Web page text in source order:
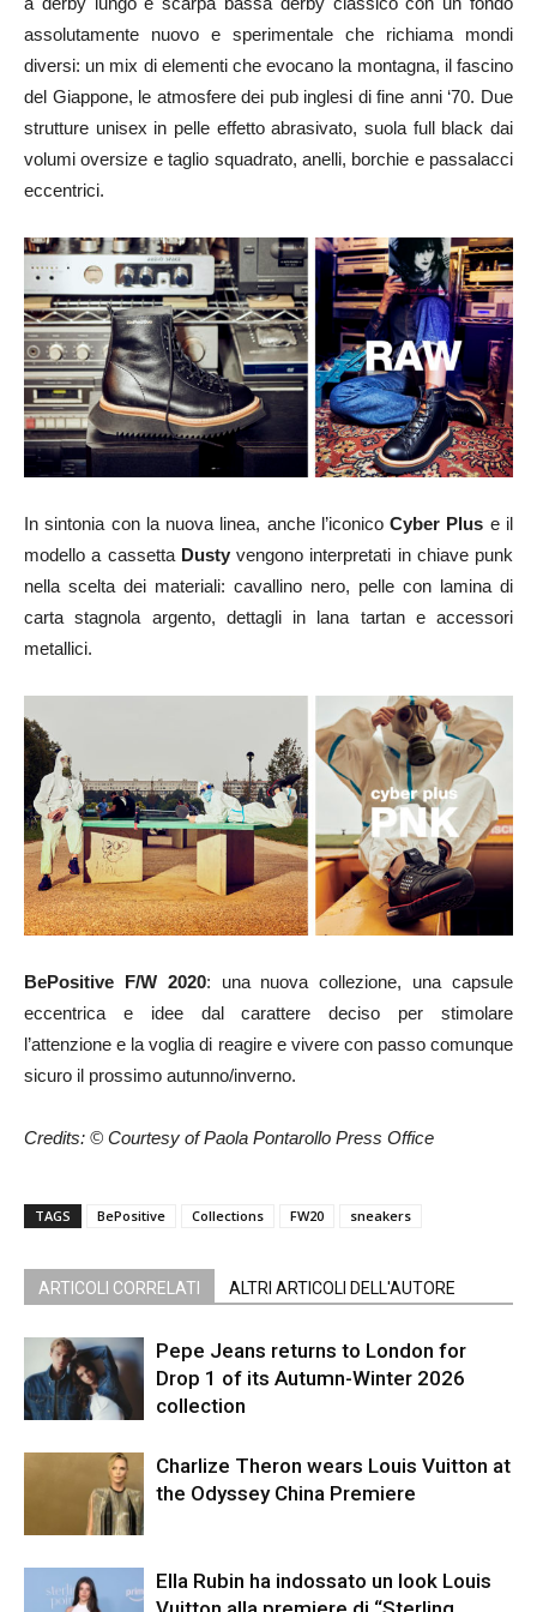
assolutamente nuovo e sperimentale che richiama mondi
diversi: un mix di elementi che evocano la montagna, il fascino
del Giappone, le atmosfere dei pub inglesi di fine anni ‘70. Due
strutture unisex in pelle effetto abrasivato, suola full black dai
volumi oversize e taglio squadrato, anelli, borchie e passalacci
eccentrici.
In sintonia con la nuova linea, anche l’iconicoCyber Plus e il
modello a cassetta Dusty vengono interpretati in chiave punk
nella scelta dei materiali: cavallino nero, pelle con lamina di
carta stagnola argento, dettagli in lana tartan e accessori
metallici.
BePositive F/W 2020: una nuova collezione, una capsule
eccentrica e idee dal carattere deciso per stimolare
l’attenzione e la voglia di reagire e vivere con passo comunque
sicuro il prossimo autunno/inverno.
Credits: © Courtesy of Paola Pontarollo Press Office
TAGS BePositive Collections FW20 sneakers
ARTICOLI CORRELATI ALTRI ARTICOLI DELL'AUTORE
Pepe Jeans returns to London for
Drop 1 of its Autumn-Winter 2026
collection
Charlize Theron wears Louis Vuitton at
the Odyssey China Premiere
Ella Rubin ha indossato un look Louis